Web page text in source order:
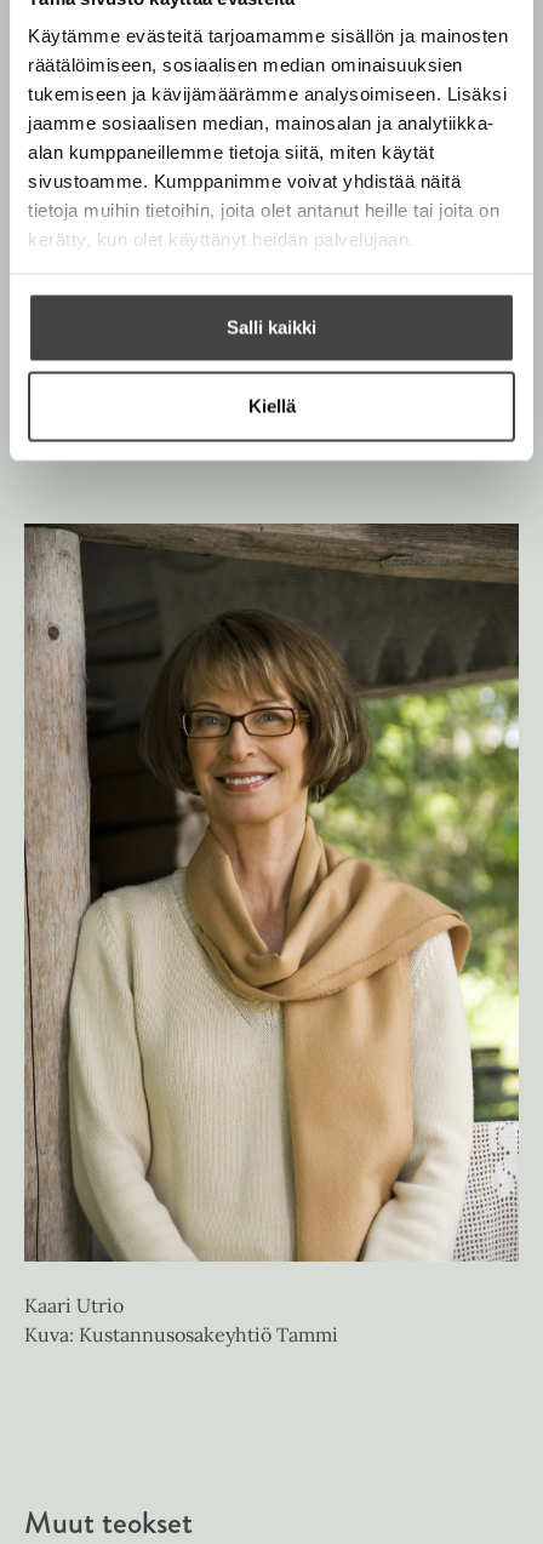
Käytämme evästeitä tarjoamamme sisällön ja mainosten
räätälöimiseen, sosiaalisen median ominaisuuksien
tukemiseen ja kävijämäärämme analysoimiseen. Lisäksi
jaamme sosiaalisen median, mainosalan ja analytiikka-
alan kumppaneillemme tietoja siitä, miten käytät
sivustoamme. Kumppanimme voivat yhdistää näitä
tietoja muihin tietoihin, joita olet antanut heille tai joita on
kerätty, kun olet käyttänyt heidän palvelujaan.
Salli kaikki
Kiellä
Kaari Utrio
Kaari Utrio on ollut yli viidenkymmenen vuoden ajan
yksi Suomen suosituimmista kirjailijoista. Hänen
historiallisia romaanejaan ja tietokirjojaan lukee koko
K
a
i
U
i
o
Kaari Utrio
Kuva: Kustannusosakeyhtiö Tammi
Muut teokset